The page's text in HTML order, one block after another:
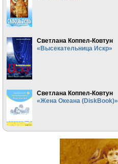
Светлана Коппел-Ковтун
«Высекательница Искр»
Светлана Коппел-Ковтун
«Жена Океана (DiskBook)»